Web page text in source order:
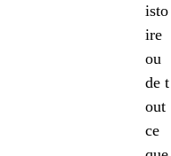
isto
ire
ou
de t
out
ce